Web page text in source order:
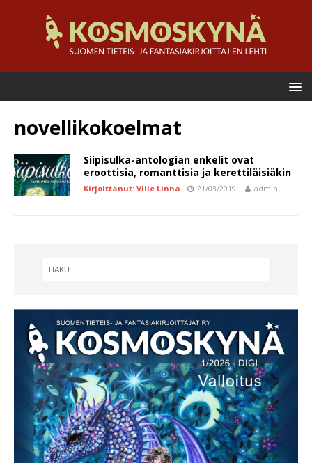
novellikokoelmat
Siipisulka-antologian enkelit ovat
eroottisia, romanttisia ja kerettiläisiäkin
Kirjoittanut: Ville Linna 21/03/2019 admin